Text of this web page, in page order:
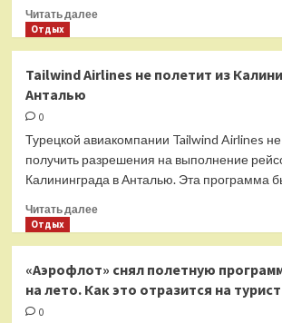
Читать далееПрочитать
санкции
на
полеты
«Победы»
других
российских
Отдых
Tailwind Airlines не полетит из
Анталью
0
Турецкой авиакомпании Tailwind Airlines
получить разрешения на выполнение
Калининграда в Анталью. Эта программа
Читать далееПрочитать
Airlines
не
Отдых
«Аэрофлот» снял полетную
на лето. Как это отразится на
0